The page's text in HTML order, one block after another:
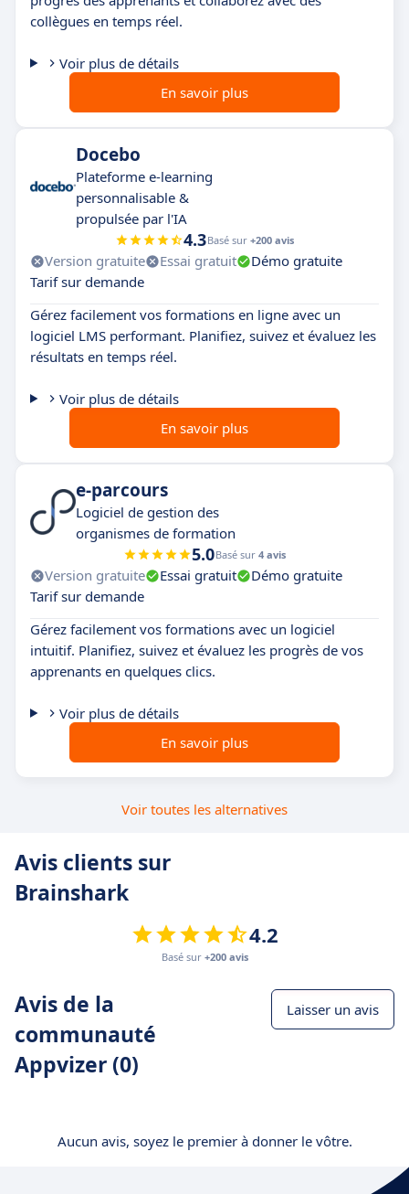
collègues en temps réel.
Voir plus de détails
En savoir plus
Docebo
Plateforme e-learning
personnalisable &
propulsée par l'IA
4.3Basé sur +200 avis
Version gratuite Essai gratuit
Démo gratuite
Tarif sur demande
Gérez facilement vos formations en ligne avec un
logiciel LMS performant. Planifiez, suivez et évaluez les
résultats en temps réel.
Voir plus de détails
En savoir plus
e-parcours
Logiciel de gestion des
organismes de formation
5.0Basé sur 4 avis
Version gratuite Essai gratuit
Démo gratuite
Tarif sur demande
Gérez facilement vos formations avec un logiciel
intuitif. Planifiez, suivez et évaluez les progrès de vos
apprenants en quelques clics.
Voir plus de détails
En savoir plus
Voir toutes les alternatives
Avis clients sur
Brainshark
4.2
Basé sur +200 avis
Avis de la
communauté
Appvizer (0)
Laisser un avis
Aucun avis, soyez le premier à donner le vôtre.